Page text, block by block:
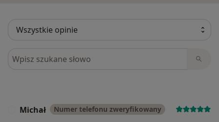
Szukaj w opiniach
Michał Numer telefonu zweryfikowany